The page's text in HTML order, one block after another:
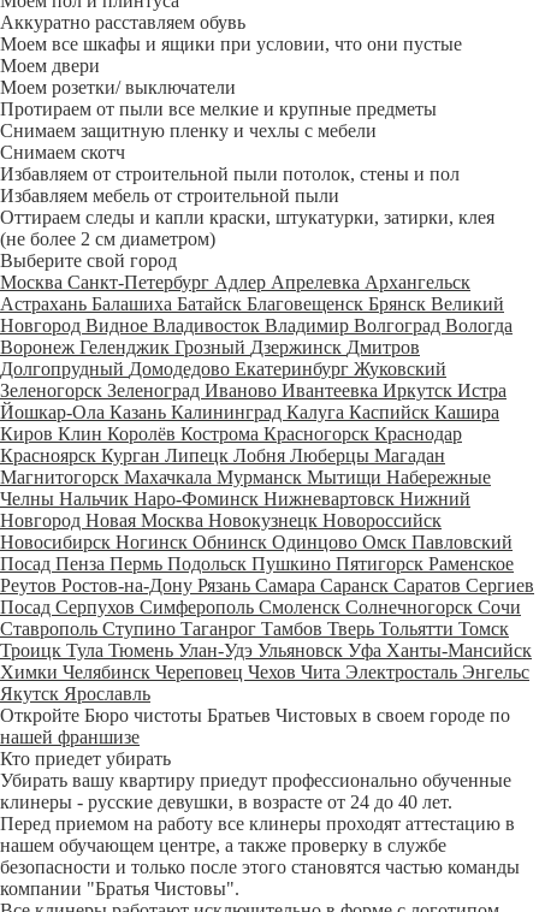
Аккуратно расставляем обувь
Моем все шкафы и ящики при условии, что они пустые
Моем двери
Моем розетки/ выключатели
Протираем от пыли все мелкие и крупные предметы
Снимаем защитную пленку и чехлы с мебели
Снимаем скотч
Избавляем от строительной пыли потолок, стены и пол
Избавляем мебель от строительной пыли
Оттираем следы и капли краски, штукатурки, затирки, клея
(не более 2 см диаметром)
Выберите свой город
Москва Санкт-Петербург Адлер Апрелевка Архангельск
Астрахань Балашиха Батайск Благовещенск Брянск Великий
Новгород Видное Владивосток Владимир Волгоград Вологда
Воронеж Геленджик Грозный Дзержинск Дмитров
Долгопрудный Домодедово Екатеринбург Жуковский
Зеленогорск Зеленоград Иваново Ивантеевка Иркутск Истра
Йошкар-Ола Казань Калининград Калуга Каспийск Кашира
Киров Клин Королёв Кострома Красногорск Краснодар
Красноярск Курган Липецк Лобня Люберцы Магадан
Магнитогорск Махачкала Мурманск Мытищи Набережные
Челны Нальчик Наро-Фоминск Нижневартовск Нижний
Новгород Новая Москва Новокузнецк Новороссийск
Новосибирск Ногинск Обнинск Одинцово Омск Павловский
Посад Пенза Пермь Подольск Пушкино Пятигорск Раменское
Реутов Ростов-на-Дону Рязань Самара Саранск Саратов Сергиев
Посад Серпухов Симферополь Смоленск Солнечногорск Сочи
Ставрополь Ступино Таганрог Тамбов Тверь Тольятти Томск
Троицк Тула Тюмень Улан-Удэ Ульяновск Уфа Ханты-Мансийск
Химки Челябинск Череповец Чехов Чита Электросталь Энгельс
Якутск Ярославль
Откройте Бюро чистоты Братьев Чистовых в своем городе по
нашей франшизе
Кто приедет убирать
Убирать вашу квартиру приедут профессионально обученные
клинеры - русские девушки, в возрасте от 24 до 40 лет.
Перед приемом на работу все клинеры проходят аттестацию в
нашем обучающем центре, а также проверку в службе
безопасности и только после этого становятся частью команды
компании "Братья Чистовы".